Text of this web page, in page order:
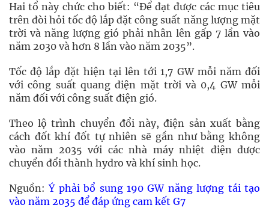
Hai tổ này chức cho biết: “Để đạt được các mục tiêu
trên đòi hỏi tốc độ lắp đặt công suất năng lượng mặt
trời và năng lượng gió phải nhân lên gấp 7 lần vào
năm 2030 và hơn 8 lần vào năm 2035”.
Tốc độ lắp đặt hiện tại lên tới 1,7 GW mỗi năm đối
với công suất quang điện mặt trời và 0,4 GW mỗi
năm đối với công suất điện gió.
Theo lộ trình chuyển đổi này, điện sản xuất bằng
cách đốt khí đốt tự nhiên sẽ gần như bằng không
vào năm 2035 với các nhà máy nhiệt điện được
chuyển đổi thành hydro và khí sinh học.
Nguồn:Ý phải bổ sung 190 GW năng lượng tái tạo
vào năm 2035 để đáp ứng cam kết G7